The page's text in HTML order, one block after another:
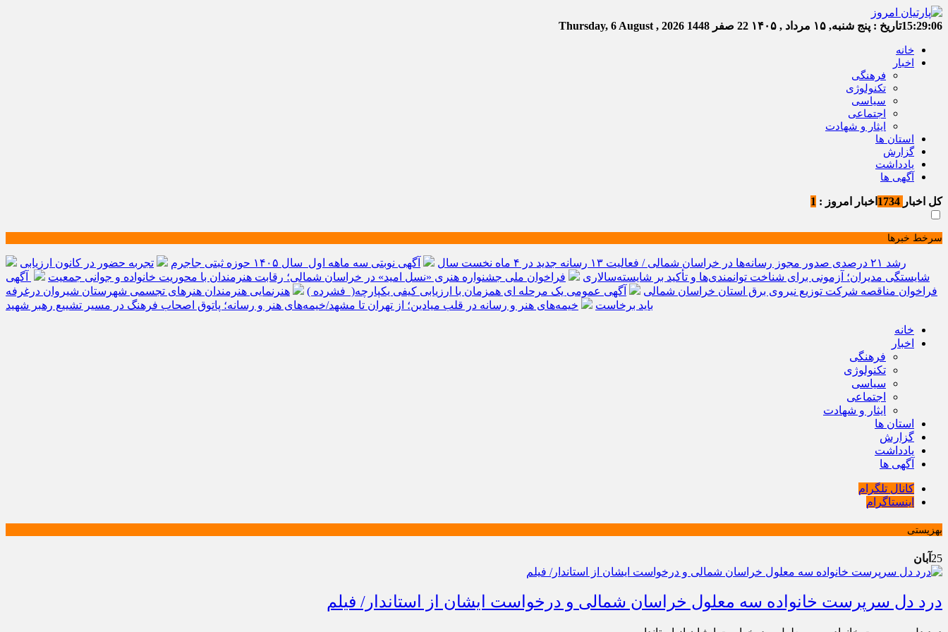
15:29:06تاریخ : پنج شنبه, ۱۵ مرداد , ۱۴۰۵ 22 صفر 1448
خانه
اخبار
فرهنگی
تکنولوژی
سیاسی
اجتماعی
ایثار و شهادت
استان ها
گزارش
یادداشت
آگهی ها
کل اخبار اخبار امروز : 1
سرخط خبرها
رشد ۲۱ درصدی صدور مجوز رسانه‌ها در خراسان شمالی / فعالیت ۱۳ رسانه جدید در ۴ ماه نخست سال آگهی نوبتی سه ماهه اول سال ۱۴۰۵ حوزه ثبتی جاجرم
تجربه حضور در کانون ارزیابی
شایستگی مدیران؛ آزمونی برای شناخت توانمندی‌ها و تأکید بر شایسته‌سالاری
فراخوان ملی جشنواره هنری «نسل امید» در خراسان شمالی؛ رقابت هنرمندان با محوریت خانواده و جوانی جمعیت
آگهی
فراخوان مناقصه شرکت توزیع نیروی برق استان خراسان شمالی
آگهی عمومی یک مرحله ای همزمان با ارزیابی کیفی یکپارچه( فشرده )
هنرنمایی هنرمندان هنرهای تجسمی شهرستان شیروان درغرفه
باید برخاست
خیمه‌های هنر و رسانه در قلب میادین؛ از تهران تا مشهد/خیمه‌های هنر و رسانه؛ پاتوق اصحاب فرهنگ در مسیر تشییع رهبر شهید
خانه
اخبار
فرهنگی
تکنولوژی
سیاسی
اجتماعی
ایثار و شهادت
استان ها
گزارش
یادداشت
آگهی ها
کانال تلگرام
اینستاگرام
بهزیستی
25 آبان
درد دل سرپرست خانواده سه معلول خراسان شمالی و درخواست ایشان از استاندار/ فیلم